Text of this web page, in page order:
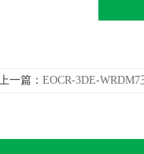
一篇： EOCR-3DE-